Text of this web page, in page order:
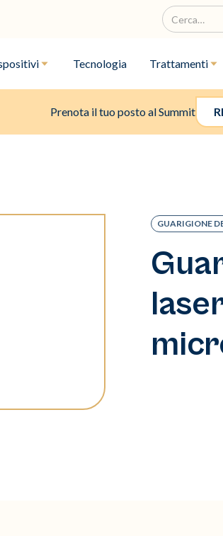
Tecnologia Trattamenti
Prenota il tuo posto al Summit
GUARIGIONE